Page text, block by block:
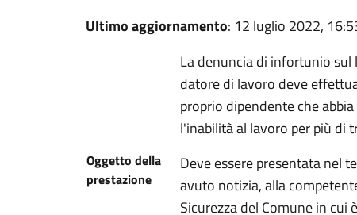
Ultimo aggiornamento: 12 luglio 2022,
Oggetto della
prestazione
La denuncia di infortunio
datore di lavoro deve
proprio dipendente che
l'inabilità al lavoro per più di
Deve essere presentata nel
avuto notizia, alla
Sicurezza del Comune in